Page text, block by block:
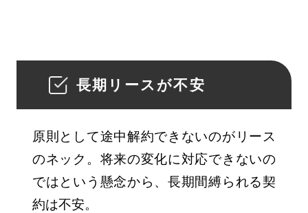
長期リースが不安
原則として途中解約できないのがリース
のネック。将来の変化に対応できないの
ではという懸念から、長期間縛られる契
約は不安。